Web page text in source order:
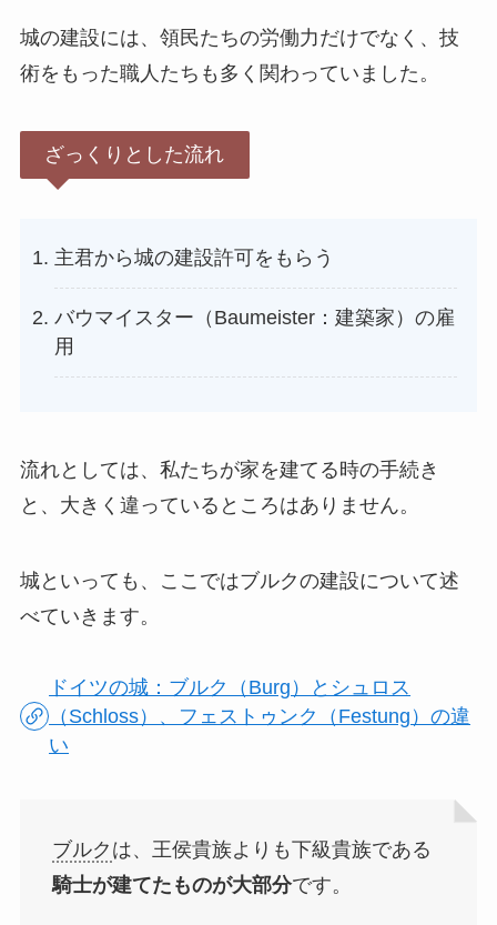
城の建設には、領民たちの労働力だけでなく、技
術をもった職人たちも多く関わっていました。
ざっくりとした流れ
主君から城の建設許可をもらう
バウマイスター（Baumeister：建築家）の雇
用
流れとしては、私たちが家を建てる時の手続き
と、大きく違っているところはありません。
城といっても、ここではブルクの建設について述
べていきます。
ドイツの城：ブルク（Burg）とシュロス
（Schloss）、フェストゥンク（Festung）の違
い
ブルク は、王侯貴族よりも下級貴族である
騎士が建てたものが大部分です。